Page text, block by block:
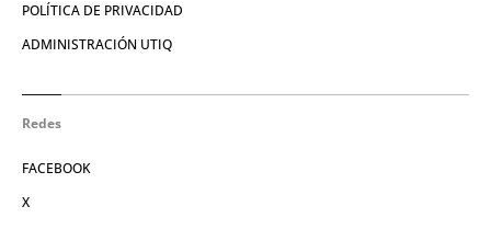
POLÍTICA DE PRIVACIDAD
ADMINISTRACIÓN UTIQ
Redes
FACEBOOK
X